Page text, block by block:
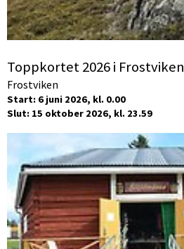
Toppkortet 2026 i Frostviken
Frostviken
Start: 6 juni 2026, kl. 0.00
Slut: 15 oktober 2026, kl. 23.59